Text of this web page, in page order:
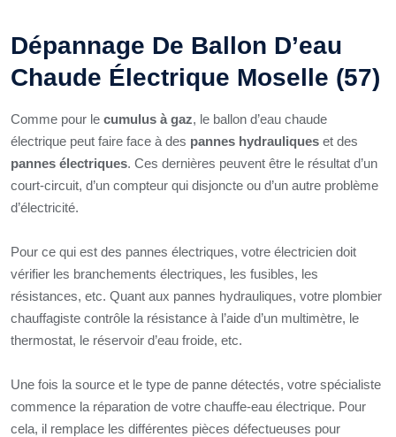
Dépannage De Ballon D’eau
Chaude Électrique Moselle (57)
Comme pour le cumulus à gaz, le ballon d’eau chaude
électrique peut faire face à des pannes hydrauliques et des
pannes électriques. Ces dernières peuvent être le résultat d’un
court-circuit, d’un compteur qui disjoncte ou d’un autre problème
d’électricité.
Pour ce qui est des pannes électriques, votre électricien doit
vérifier les branchements électriques, les fusibles, les
résistances, etc. Quant aux pannes hydrauliques, votre plombier
chauffagiste contrôle la résistance à l’aide d’un multimètre, le
thermostat, le réservoir d’eau froide, etc.
Une fois la source et le type de panne détectés, votre spécialiste
commence la réparation de votre chauffe-eau électrique. Pour
cela, il remplace les différentes pièces défectueuses pour